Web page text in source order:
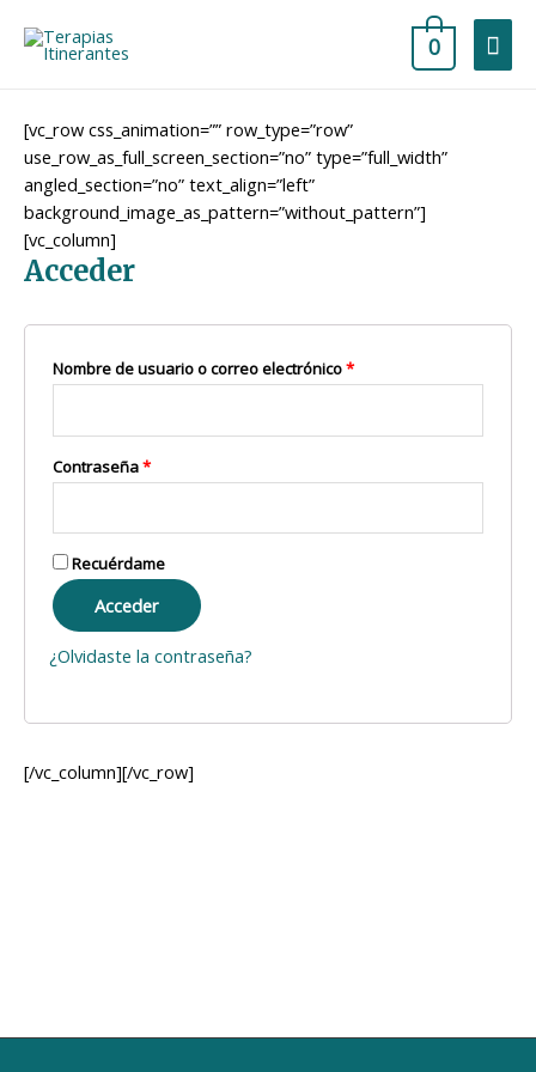
0
[vc_row css_animation=”” row_type=”row”
use_row_as_full_screen_section=”no” type=”full_width”
angled_section=”no” text_align=”left”
background_image_as_pattern=”without_pattern”]
[vc_column]
Acceder
Nombre de usuario o correo electrónico*
Contraseña*
Recuérdame
Acceder
¿Olvidaste la contraseña?
[/vc_column][/vc_row]